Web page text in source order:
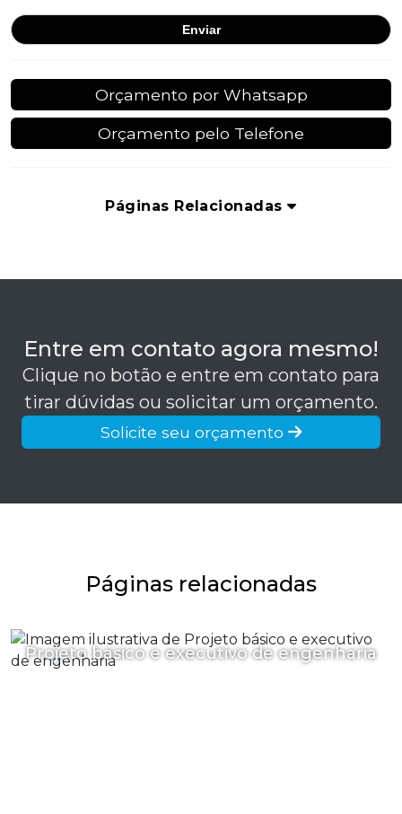
Orçamento por Whatsapp
Orçamento pelo Telefone
Páginas Relacionadas
Entre em contato agora mesmo!
Clique no botão e entre em contato para
tirar dúvidas ou solicitar um orçamento.
Solicite seu orçamento
Páginas relacionadas
Projeto básico e executivo de engenharia